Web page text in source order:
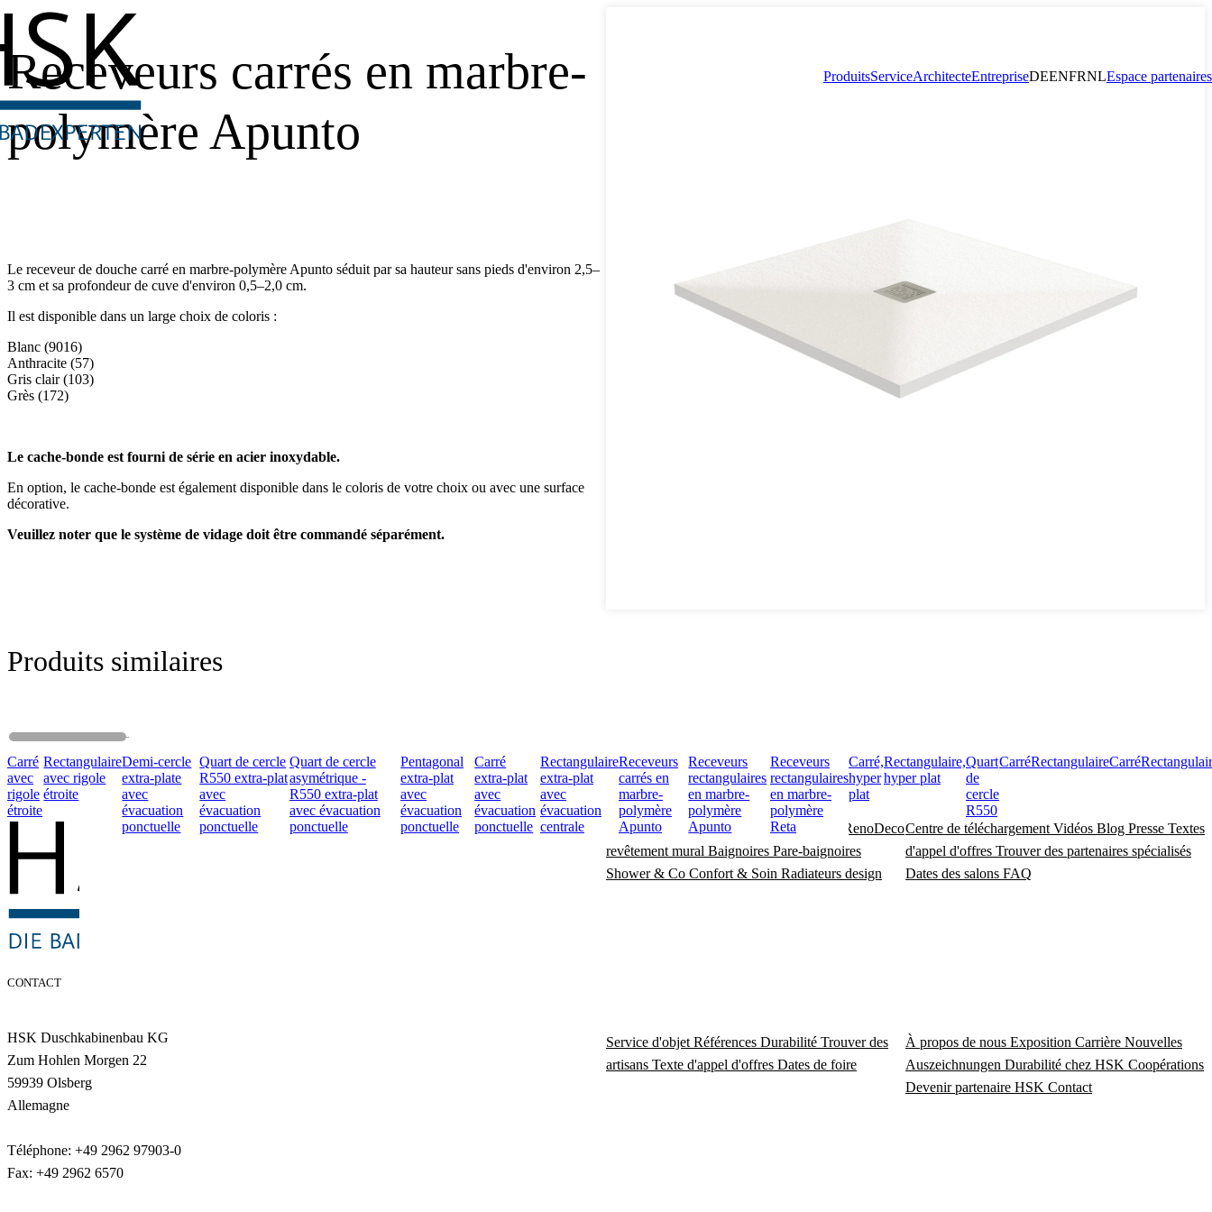
ProduitsServiceArchitecteEntrepriseDEENFRNLEspace partenaires
Receveurs carrés en marbre-
polymère Apunto
Le receveur de douche carré en marbre-polymère Apunto séduit par sa hauteur sans pieds d'environ 2,5–
3 cm et sa profondeur de cuve d'environ 0,5–2,0 cm.
Il est disponible dans un large choix de coloris :
Blanc (9016)
Anthracite (57)
Gris clair (103)
Grès (172)
Le cache-bonde est fourni de série en acier inoxydable.
En option, le cache-bonde est également disponible dans le coloris de votre choix ou avec une surface
décorative.
Veuillez noter que le système de vidage doit être commandé séparément.
Produits similaires
Carré
avec
rigole
étroite
Rectangulaire
avec rigole
étroite
Demi-cercle
extra-plate
avec
évacuation
ponctuelle
Quart de cercle
R550 extra-plat
avec
évacuation
ponctuelle
Quart de cercle
asymétrique -
R550 extra-plat
avec évacuation
ponctuelle
Pentagonal
extra-plat
avec
évacuation
ponctuelle
Carré
extra-plat
avec
évacuation
ponctuelle
Rectangulaire
extra-plat
avec
évacuation
centrale
Receveurs
carrés en
marbre-
polymère
Apunto
Receveurs
rectangulaires
en marbre-
polymère
Apunto
Receveurs
rectangulaires
en marbre-
polymère
Reta
Carré,
hyper
plat
Rectangulaire,
hyper plat
Quart
de
cercle
R550
CarréRectangulaireCarré
CONTACT
HSK Duschkabinenbau KG
Zum Hohlen Morgen 22
59939 Olsberg
Allemagne
Téléphone: +49 2962 97903-0
Fax: +49 2962 6570
Receveurs de douche Cabines de douche
RenoDeco
revêtement mural Baignoires Pare-baignoires
Shower & Co Confort & Soin Radiateurs design
Centre de téléchargement Vidéos Blog Presse Textes
d'appel d'offres Trouver des partenaires spécialisés
Dates des salons FAQ
Service d'objet Références Durabilité Trouver des
artisans Texte d'appel d'offres Dates de foire
À propos de nous Exposition Carrière Nouvelles
Auszeichnungen Durabilité chez HSK Coopérations
Devenir partenaire HSK Contact